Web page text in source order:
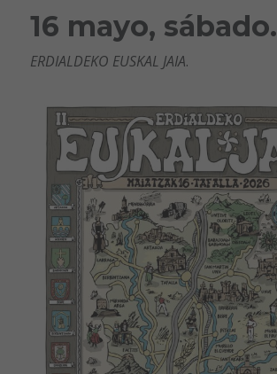
16 mayo, sábado.
ERDIALDEKO EUSKAL JAIA.